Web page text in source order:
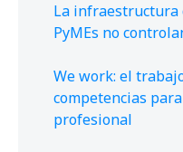
La infraestructura
PyMEs no
We work: el
competencias
profesional